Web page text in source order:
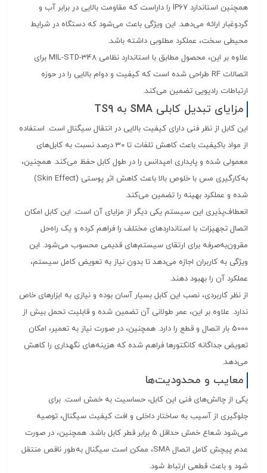
همچنین استاندارد IP67 را داراست که مقاومت بالایی در برابر آب و
گردوغبار ارائه می‌دهد. این ویژگی باعث می‌شود که دستگاه در شرایط
محیطی سخت، عملکرد مطلوبی داشته باشد.
علاوه بر این، محصول مطابق با استاندارد نظامی MIL-STD-348 برای
اتصالات RF طراحی شده است که کیفیت و دوام بالایی را در حوزه
ارتباطات رادیویی تضمین می‌کند.
مزایای تبدیل کابلی SMA به TS9
این کابل از نظر فنی دارای کیفیت بالایی در انتقال سیگنال است. استفاده
از مواد باکیفیت باعث کاهش تلفات تا 30 درصد نسبت به کابل‌های
معمولی شده و پایداری امپدانس را در طول کابل حفظ می‌کند. همچنین،
به‌کارگیری مس با خلوص بالا باعث کاهش اثر پوستی (Skin Effect)
شده و عملکرد بهینه را تضمین می‌کند.
انعطاف‌پذیری این سیستم یکی دیگر از مزایای آن است. این کابل امکان
اتصال تجهیزات با استانداردهای مختلف را فراهم کرده و یک راه‌حل
مقرون‌به‌صرفه برای ارتقای سیستم‌های قدیمی محسوب می‌شود. این
ویژگی به کاربران اجازه می‌دهد تا بدون نیاز به تعویض کامل سیستم،
عملکرد آن را بهبود دهند.
از نظر کاربردی، نصب این کابل بسیار آسان بوده و نیازی به ابزارهای خاص
ندارد. علاوه بر این، عمر طولانی آن تضمین شده و قابلیت تحمل بیش از
5000 بار اتصال و قطع را دارد. همچنین، در صورت نیاز به تعمیر، امکان
تعویض جداگانه کانکتورها فراهم شده که هزینه‌های نگهداری را کاهش
می‌دهد.
معایب و محدودیت‌ها
یکی از چالش‌های فنی این کابل، حساسیت به خمش است. برای
جلوگیری از آسیب به ساختار داخلی و افت کیفیت سیگنال، توصیه
می‌شود شعاع خمش حداقل 5 برابر قطر کابل باشد. همچنین، در صورت
عدم پیچش کامل اتصال SMA، ممکن است سیگنال به‌طور ناقص منتقل
شود و باعث قطعی ارتباط شود.